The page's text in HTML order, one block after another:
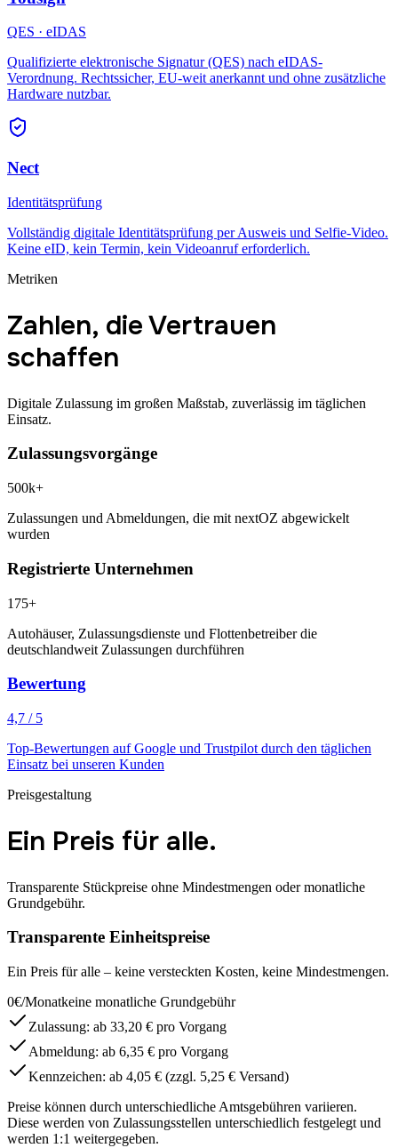
QES · eIDAS
Qualifizierte elektronische Signatur (QES) nach eIDAS-
Verordnung. Rechtssicher, EU-weit anerkannt und ohne zusätzliche
Hardware nutzbar.
Nect
Identitätsprüfung
Vollständig digitale Identitätsprüfung per Ausweis und Selfie-Video.
Keine eID, kein Termin, kein Videoanruf erforderlich.
Metriken
Zahlen, die Vertrauen
schaffen
Digitale Zulassung im großen Maßstab, zuverlässig im täglichen
Einsatz.
Zulassungsvorgänge
500k+
Zulassungen und Abmeldungen, die mit nextOZ abgewickelt
wurden
Registrierte Unternehmen
175+
Autohäuser, Zulassungsdienste und Flottenbetreiber die
deutschlandweit Zulassungen durchführen
Bewertung
4,7 / 5
Top-Bewertungen auf Google und Trustpilot durch den täglichen
Einsatz bei unseren Kunden
Preisgestaltung
Ein Preis für alle.
Transparente Stückpreise ohne Mindestmengen oder monatliche
Grundgebühr.
Transparente Einheitspreise
Ein Preis für alle – keine versteckten Kosten, keine Mindestmengen.
0€/Monatkeine monatliche Grundgebühr
Zulassung: ab 33,20 € pro Vorgang
Abmeldung: ab 6,35 € pro Vorgang
Kennzeichen: ab 4,05 € (zzgl. 5,25 € Versand)
Preise können durch unterschiedliche Amtsgebühren variieren.
Diese werden von Zulassungsstellen unterschiedlich festgelegt und
werden 1:1 weitergegeben.